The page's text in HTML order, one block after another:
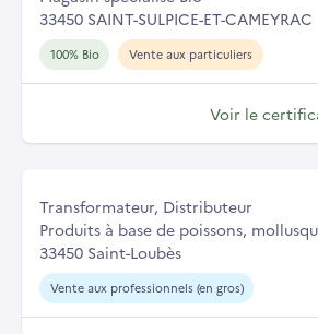
33450 SAINT-SULPICE-ET-CAMEYRAC
100% Bio Vente aux particuliers
Voir le
Transformateur, Distributeur
Produits à base de poissons,
33450 Saint-Loubès
Vente aux professionnels (en gros)